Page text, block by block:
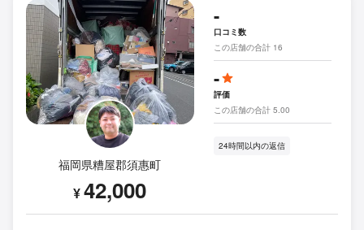
福岡県糟屋郡須惠町
¥42,000
-
口コミ数
この店舗の合計 16
-
評価
この店舗の合計 5.00
24時間以内の返信